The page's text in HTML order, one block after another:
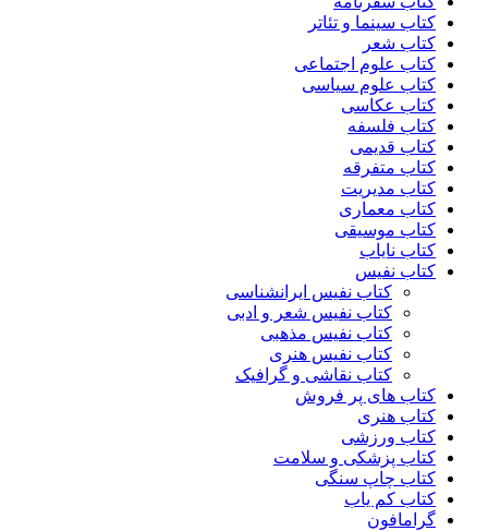
کتاب سینما و تئاتر
کتاب شعر
کتاب علوم اجتماعی
کتاب علوم سیاسی
کتاب عکاسی
کتاب فلسفه
کتاب قدیمی
کتاب متفرقه
کتاب مدیریت
کتاب معماری
کتاب موسیقی
کتاب نایاب
کتاب نفیس
کتاب نفیس ایرانشناسی
کتاب نفیس شعر و ادبی
کتاب نفیس مذهبی
کتاب نفیس هنری
کتاب نقاشی و گرافیک
کتاب های پر فروش
کتاب هنری
کتاب ورزشی
کتاب پزشکی و سلامت
کتاب چاپ سنگی
کتاب کم یاب
گرامافون